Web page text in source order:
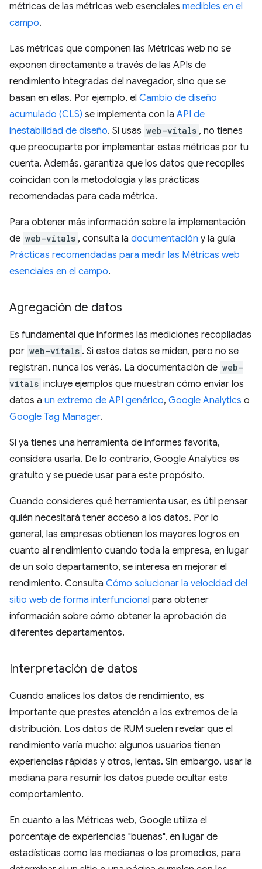
métricas de las métricas web esenciales medibles en el
campo.
Las métricas que componen las Métricas web no se
exponen directamente a través de las APIs de
rendimiento integradas del navegador, sino que se
basan en ellas. Por ejemplo, el Cambio de diseño
acumulado (CLS) se implementa con la API de
inestabilidad de diseño. Si usas web-vitals , no tienes
que preocuparte por implementar estas métricas por tu
cuenta. Además, garantiza que los datos que recopiles
coincidan con la metodología y las prácticas
recomendadas para cada métrica.
Para obtener más información sobre la implementación
de web-vitals , consulta la documentación y la guía
Prácticas recomendadas para medir las Métricas web
esenciales en el campo.
Agregación de datos
Es fundamental que informes las mediciones recopiladas
por web-vitals . Si estos datos se miden, pero no se
registran, nunca los verás. La documentación de web-
vitals incluye ejemplos que muestran cómo enviar los
datos a un extremo de API genérico, Google Analytics o
Google Tag Manager.
Si ya tienes una herramienta de informes favorita,
considera usarla. De lo contrario, Google Analytics es
gratuito y se puede usar para este propósito.
Cuando consideres qué herramienta usar, es útil pensar
quién necesitará tener acceso a los datos. Por lo
general, las empresas obtienen los mayores logros en
cuanto al rendimiento cuando toda la empresa, en lugar
de un solo departamento, se interesa en mejorar el
rendimiento. Consulta Cómo solucionar la velocidad del
sitio web de forma interfuncional para obtener
información sobre cómo obtener la aprobación de
diferentes departamentos.
Interpretación de datos
Cuando analices los datos de rendimiento, es
importante que prestes atención a los extremos de la
distribución. Los datos de RUM suelen revelar que el
rendimiento varía mucho: algunos usuarios tienen
experiencias rápidas y otros, lentas. Sin embargo, usar la
mediana para resumir los datos puede ocultar este
comportamiento.
En cuanto a las Métricas web, Google utiliza el
porcentaje de experiencias "buenas", en lugar de
estadísticas como las medianas o los promedios, para